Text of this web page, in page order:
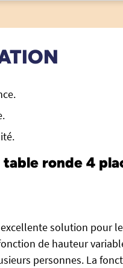
table ronde 4
solution pour
de hauteur
personnes. La